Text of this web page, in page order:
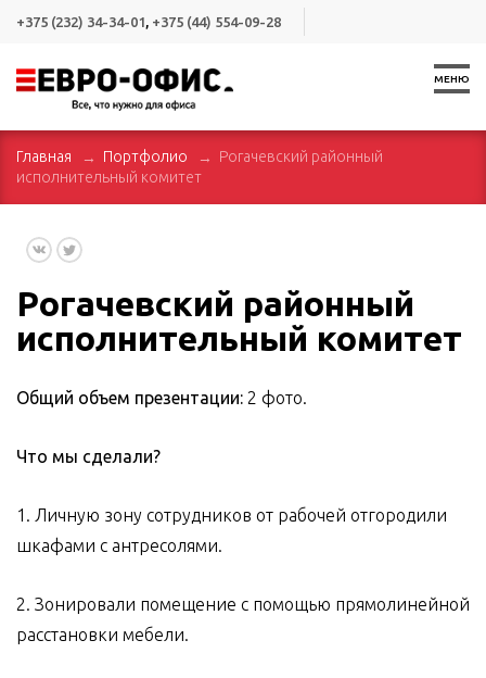
+375 (232) 34-34-01, +375 (44) 554-09-28
МЕНЮ
Главная Портфолио
Рогачевский районный
исполнительный комитет
Рогачевский районный
исполнительный комитет
Общий объем презентации: 2 фото.
Что мы сделали?
1. Личную зону сотрудников от рабочей отгородили
шкафами с антресолями.
2. Зонировали помещение с помощью прямолинейной
расстановки мебели.